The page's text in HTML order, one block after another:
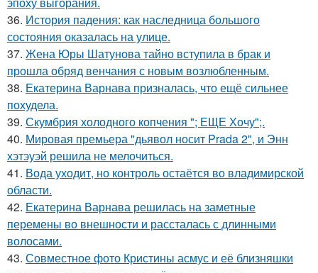
36. История падения: как наследница большого
состояния оказалась на улице.
37. Жена Юры Шатунова тайно вступила в брак и
прошла обряд венчания с новым возлюбленным.
38. Екатерина Варнава призналась, что ещё сильнее
похудела.
39. Скумбрия холодного копчения "; ЕЩЕ Хочу";.
40. Мировая премьера "дьявол носит Prada 2", и Энн
хэтэуэй решила не мелочиться.
41. Вода уходит, но контроль остаётся во владимирской
области.
42. Екатерина Варнава решилась на заметные
перемены во внешности и рассталась с длинными
волосами.
43. Совместное фото Кристины асмус и её близняшки